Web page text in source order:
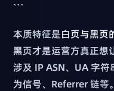
```
本质特征是白页与黑页
黑页才是运营方真正想
涉及 IP ASN、UA 字符
为信号、Referrer 链等。